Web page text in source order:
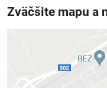
Zväčšite mapu a
Externý